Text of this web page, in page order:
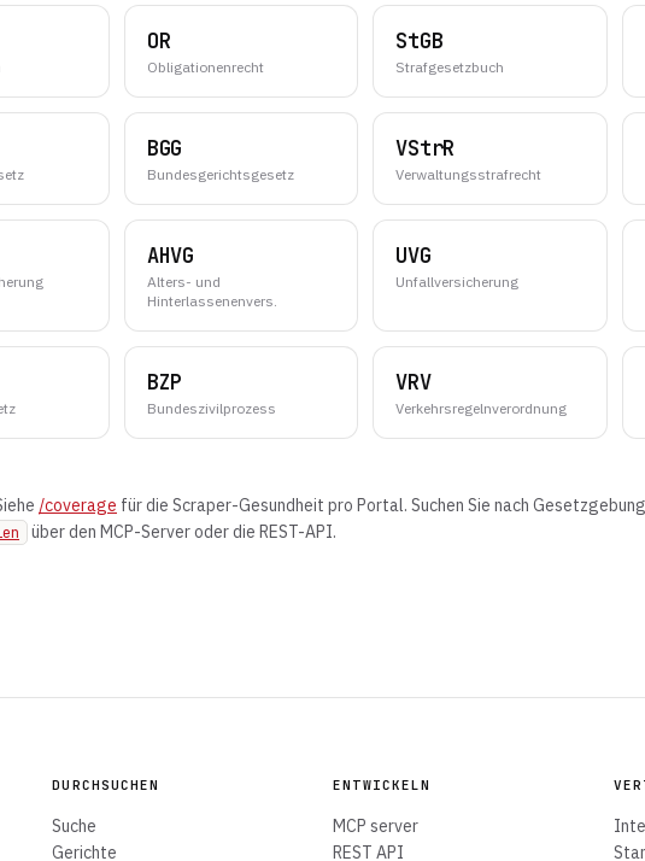
OR
Obligationenrecht
StGB
Strafgesetzbuch
BGG
Bundesgerichtsgesetz
VStrR
Verwaltungsstrafrecht
AHVG
Alters- und
Hinterlassenenvers.
UVG
Unfallversicherung
BZP
Bundeszivilprozess
VRV
Verkehrsregelnverordnung
/coverage für die Scraper-Gesundheit pro Portal. Suchen Sie nach
über den MCP-Server oder die REST-API.
DURCHSUCHEN
Suche
Gerichte
ENTWICKELN
MCP server
REST API